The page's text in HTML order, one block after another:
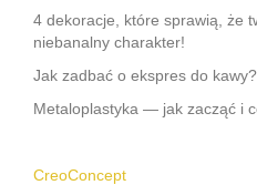
4 dekoracje, które sprawią, że
niebanalny charakter!
Jak zadbać o ekspres do kawy?
Metaloplastyka — jak zacząć i
CreoConcept